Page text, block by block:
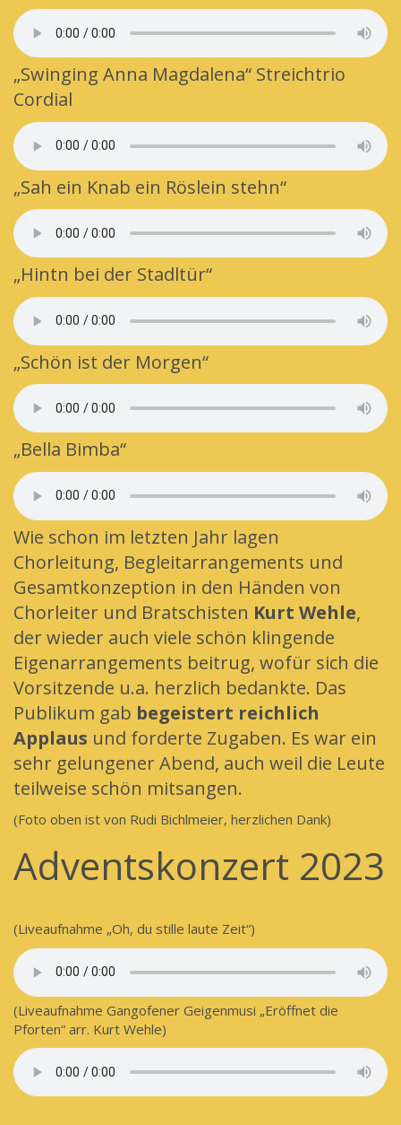
„Swinging Anna Magdalena“ Streichtrio
Cordial
„Sah ein Knab ein Röslein stehn“
„Hintn bei der Stadltür“
„Schön ist der Morgen“
„Bella Bimba“
Wie schon im letzten Jahr lagen
Chorleitung, Begleitarrangements und
Gesamtkonzeption in den Händen von
Chorleiter und Bratschisten Kurt Wehle,
der wieder auch viele schön klingende
Eigenarrangements beitrug, wofür sich die
Vorsitzende u.a. herzlich bedankte. Das
Publikum gab begeistert reichlich
Applaus und forderte Zugaben. Es war ein
sehr gelungener Abend, auch weil die Leute
teilweise schön mitsangen.
(Foto oben ist von Rudi Bichlmeier, herzlichen Dank)
Adventskonzert 2023
(Liveaufnahme „Oh, du stille laute Zeit“)
(Liveaufnahme Gangofener Geigenmusi „Eröffnet die
Pforten“ arr. Kurt Wehle)